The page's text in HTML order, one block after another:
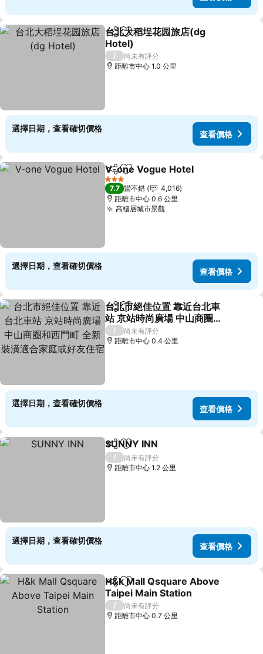
分享 加入我的最愛
台北大稻埕花园旅店(dg
Hotel)
/
尚未有評分
距離市中心 1.0 公里
選擇日期，查看確切價格
查看價格
分享 加入我的最愛
V-one Vogue Hotel
3 星級
7.7 蠻不錯
4,016
距離市中心 0.6 公里
高樓層城市景觀
選擇日期，查看確切價格
查看價格
分享 加入我的最愛
台北市絕佳位置 靠近台北車
站 京站時尚廣場 中山商圈和
西門町 全新裝潢適合家庭或
好友住宿
/
尚未有評分
距離市中心 0.4 公里
選擇日期，查看確切價格
查看價格
分享 加入我的最愛
SUNNY INN
/
尚未有評分
距離市中心 1.2 公里
選擇日期，查看確切價格
查看價格
分享 加入我的最愛
H&k Mall Qsquare Above
Taipei Main Station
/
尚未有評分
距離市中心 0.7 公里